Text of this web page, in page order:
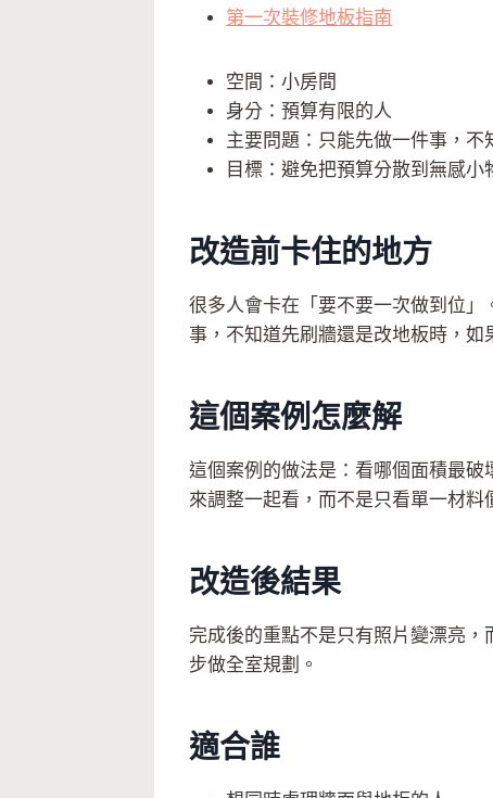
第一次裝修地板指南
空間：小房間
身分：預算有限的人
主要問題：只能先做一件事，不
目標：避免把預算分散到無感小
改造前卡住的地方
很多人會卡在「要不要一次做到位
事，不知道先刷牆還是改地板時，如
這個案例怎麼解
這個案例的做法是：看哪個面積最
來調整一起看，而不是只看單一材料
改造後結果
完成後的重點不是只有照片變漂亮
步做全室規劃。
適合誰